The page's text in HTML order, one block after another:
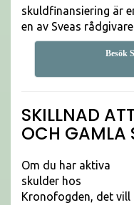
skuldfinansiering är
en av Sveas
Besök
SKILLNAD
OCH GAMLA
Om du har aktiva
skulder hos
Kronofogden, det vill